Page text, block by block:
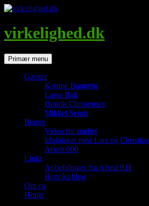
Hop
indhold
virkelighed.dk
SøgPrimær menu
Gæster
Katrine Baunvig
Lasse Bak
Henrik Christensen
Mikkel Serup
Bonus
Video fra studiet
Idolplakat med Lars og Christian
Afsnit 000
Links
Anbefalinger fra Afsnit 011
Henriks blog
Om os
Home